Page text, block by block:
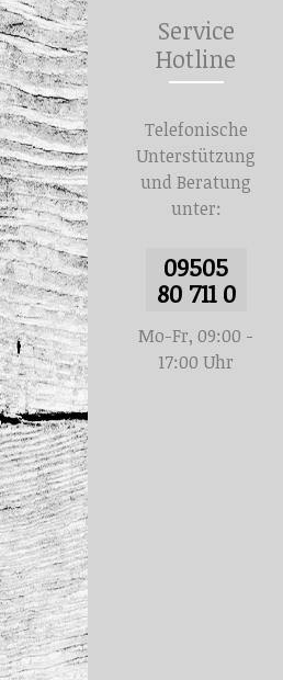
Service
Hotline
Telefonische
Unterstützung
und Beratung
unter:
09505
80 711 0
Mo-Fr, 09:00 -
17:00 Uhr